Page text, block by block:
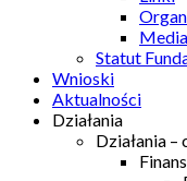
Statut
Wnioski
Aktualności
Działania
Działania –